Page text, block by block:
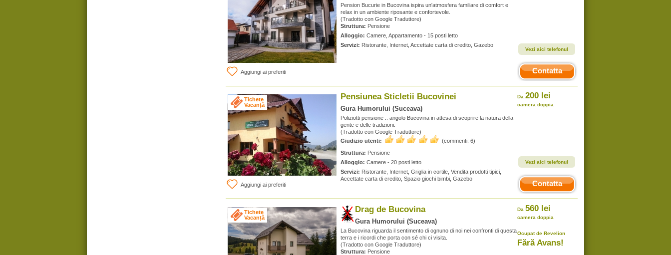
Aggiungi ai preferiti
Pension Bucurie in Bucovina ispira un'atmosfera familiare di comfort e
relax in un ambiente riposante e confortevole.
(Tradotto con Google Traduttore)
Struttura: Pensione
Alloggio: Camere, Appartamento - 15 posti letto
Servizi: Ristorante, Internet, Accettate carta di credito, Gazebo
Vezi aici telefonul
Contatta
Tichete
Vacanță
Aggiungi ai preferiti
Pensiunea Sticletii Bucovinei
Gura Humorului (Suceava)
Poliziotti pensione .. angolo Bucovina in attesa di scoprire la natura della
gente e delle tradizioni.
(Tradotto con Google Traduttore)
Giudizio utenti:
(commenti: 6)
Struttura: Pensione
Alloggio: Camere - 20 posti letto
Servizi: Ristorante, Internet, Griglia in cortile, Vendita prodotti tipici,
Accettate carta di credito, Spazio giochi bimbi, Gazebo
Da 200 lei
camera doppia
Vezi aici telefonul
Contatta
Tichete
Vacanță
Drag de Bucovina
Gura Humorului (Suceava)
La Bucovina riguarda il sentimento di ognuno di noi nei confronti di questa
terra e i ricordi che porta con sé chi ci visita.
(Tradotto con Google Traduttore)
Struttura: Pensione
Da 560 lei
camera doppia
Ocupat de Revelion
Fără Avans!